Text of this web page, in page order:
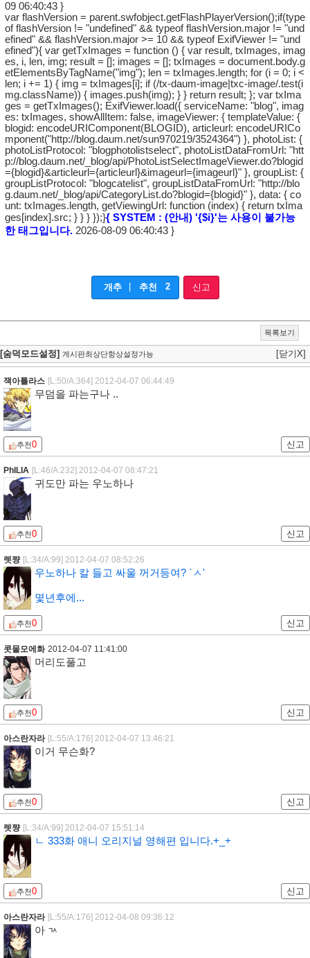
09 06:40:43 }
var flashVersion = parent.swfobject.getFlashPlayerVersion();if(type
of flashVersion != "undefined" && typeof flashVersion.major != "und
efined" && flashVersion.major >= 10 && typeof ExifViewer != "und
efined"){ var getTxImages = function () { var result, txImages, imag
es, i, len, img; result = []; images = []; txImages = document.body.g
etElementsByTagName("img"); len = txImages.length; for (i = 0; i <
len; i += 1) { img = txImages[i]; if (/tx-daum-image|txc-image/.test(i
mg.className)) { images.push(img); } } return result; }; var txIma
ges = getTxImages(); ExifViewer.load({ serviceName: "blog", imag
es: txImages, showAllItem: false, imageViewer: { templateValue: {
blogid: encodeURIComponent(BLOGID), articleurl: encodeURICo
mponent("http://blog.daum.net/sun970219/3524364") }, photoList: {
photoListProtocol: "blogphotolistselect", photoListDataFromUrl: "htt
p://blog.daum.net/_blog/api/PhotoListSelectImageViewer.do?blogid
={blogid}&articleurl={articleurl}&imageurl={imageurl}" }, groupList: {
groupListProtocol: "blogcatelist", groupListDataFromUrl: "http://blo
g.daum.net/_blog/api/CategoryList.do?blogid={blogid}" }, data: { co
unt: txImages.length, getViewingUrl: function (index) { return txIma
ges[index].src; } } } });}{ SYSTEM : (안내) '{$i}'는 사용이 불가능
한 태그입니다.2026-08-09 06:40:43 }
개추 추천 2 신고
목록보기
[숨덕모드설정] 게시판최상단항상설정가능 [닫기X]
잭아틀라스 [L:50/A:364] 2012-04-07 06:44:49
무덤을 파는구나 ..
추천0 신고
PhILIA [L:46/A:232] 2012-04-07 08:47:21
귀도만 파는 우노하나
추천0 신고
렛쨩 [L:34/A:99] 2012-04-07 08:52:26
우노하나 칼 들고 싸울 꺼거등여? `ㅅ'
몇년후에...
추천0 신고
콧물모에화 2012-04-07 11:41:00
머리도풀고
추천0 신고
아스란자라 [L:55/A:176] 2012-04-07 13:46:21
이거 무슨화?
추천0 신고
렛쨩 [L:34/A:99] 2012-04-07 15:51:14
ㄴ 333화 애니 오리지널 영해편 입니다.+_+
추천0 신고
아스란자라 [L:55/A:176] 2012-04-08 09:36:12
아 ㄳ